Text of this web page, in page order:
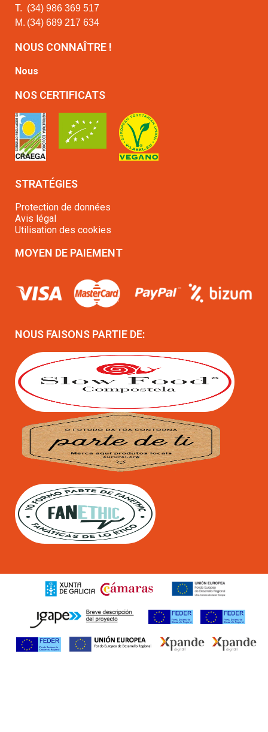
T. (34) 986 369 517
M. (34) 689 217 634
NOUS CONNAÎTRE !
Nous
NOS CERTIFICATS
STRATÉGIES
Protection de données
Avis légal
Utilisation des cookies
MOYEN DE PAIEMENT
NOUS FAISONS PARTIE DE: